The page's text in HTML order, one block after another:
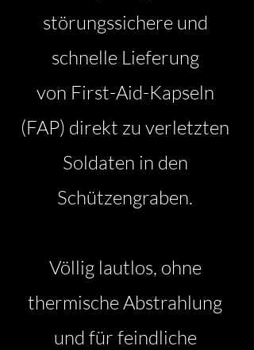
störungssichere und
schnelle Lieferung
von First-Aid-Kapseln
(FAP) direkt zu verletzten
Soldaten in den
Schützengraben.
Völlig lautlos, ohne
thermische Abstrahlung
und für feindliche